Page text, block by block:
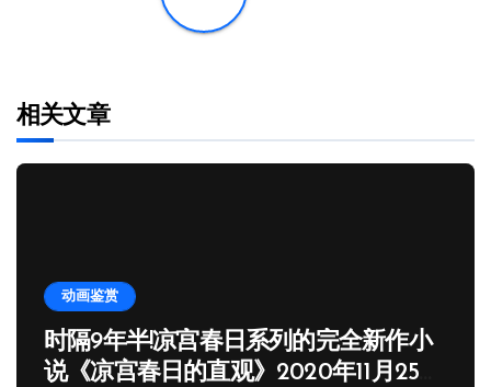
相关文章
动画鉴赏
时隔9年半!凉宫春日系列的完全新作小
说《凉宫春日的直观》2020年11月25日